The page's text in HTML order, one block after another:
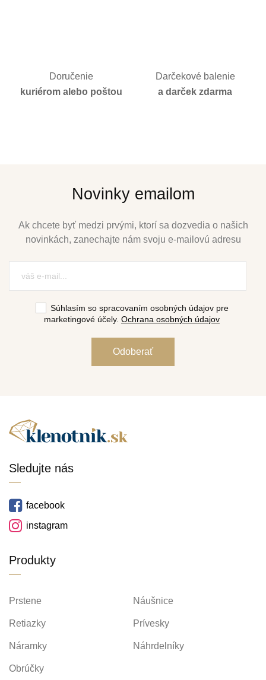
Doručenie
kuriérom alebo poštou
Darčekové balenie
a darček zdarma
Novinky emailom
Ak chcete byť medzi prvými, ktorí sa dozvedia o našich
novinkách, zanechajte nám svoju e-mailovú adresu
Súhlasím so spracovaním osobných údajov pre
marketingové účely. Ochrana osobných údajov
Sledujte nás
facebook
instagram
Produkty
Prstene Náušnice
Retiazky Prívesky
Náramky Náhrdelníky
Obrúčky